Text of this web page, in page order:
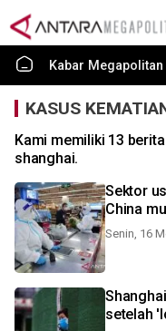
Kabar Megapolitan
KASUS
Kami memiliki 13
shanghai.
Sektor
China
Senin, 16
setelah